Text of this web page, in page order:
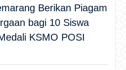
Berikan Piagam
bagi 10 Siswa
KSMO POSI